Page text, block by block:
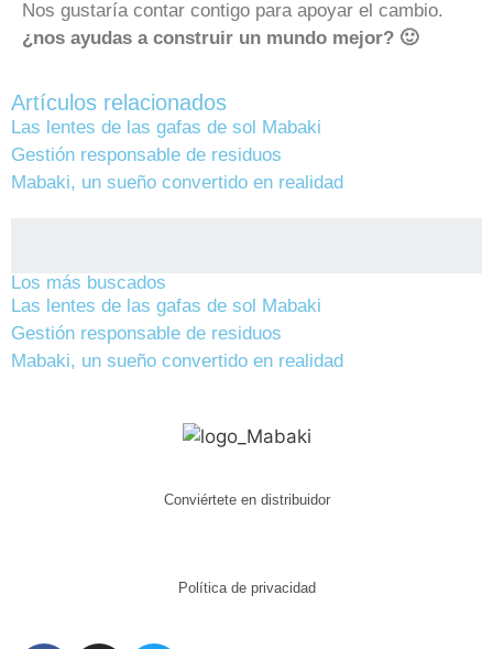
Nos gustaría contar contigo para apoyar el cambio.
¿nos ayudas a construir un mundo mejor? 🙂
Artículos relacionados
Las lentes de las gafas de sol Mabaki
Gestión responsable de residuos
Mabaki, un sueño convertido en realidad
Los más buscados
Las lentes de las gafas de sol Mabaki
Gestión responsable de residuos
Mabaki, un sueño convertido en realidad
Conviértete en distribuidor
Política de privacidad